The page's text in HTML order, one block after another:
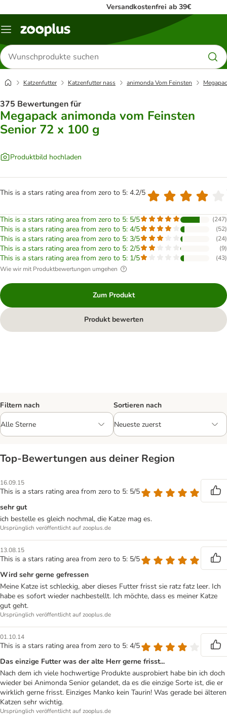
Versandkostenfrei ab 39€
Menü
Produkte
suchen
Katzenfutter Katzenfutter nass animonda Vom Feinsten
375 Bewertungen für
Megapack animonda vom Feinsten
Senior 72 x 100 g
Produktbild hochladen
This is a stars rating area from zero to 5: 4.2/5
This is a stars rating area from zero to 5: 5/5 (247)
This is a stars rating area from zero to 5: 4/5 (52)
This is a stars rating area from zero to 5: 3/5 (24)
This is a stars rating area from zero to 5: 2/5 (9)
This is a stars rating area from zero to 5: 1/5 (43)
Wie wir mit Produktbewertungen umgehen
Zum Produkt
Produkt bewerten
Filtern nach Sortieren nach
Top‑Bewertungen aus deiner Region
16.09.15
This is a stars rating area from zero to 5: 5/5
sehr gut
ich bestelle es gleich nochmal, die Katze mag es.
Ursprünglich veröffentlicht auf zooplus.de
13.08.15
This is a stars rating area from zero to 5: 5/5
Wird sehr gerne gefressen
Meine Katze ist schleckig, aber dieses Futter frisst sie ratz fatz leer. Ich
habe es sofort wieder nachbestellt. Ich möchte, dass es meiner Katze
gut geht.
Ursprünglich veröffentlicht auf zooplus.de
01.10.14
This is a stars rating area from zero to 5: 4/5
Das einzige Futter was der alte Herr gerne frisst...
Nach dem ich viele hochwertige Produkte ausprobiert habe bin ich doch
wieder bei Animonda Senior gelandet, da es die einzige Sorte ist, die er
wirklich gerne frisst. Einziges Manko kein Taurin! Was gerade bei älteren
Katzen sehr wichtig.
Ursprünglich veröffentlicht auf zooplus.de